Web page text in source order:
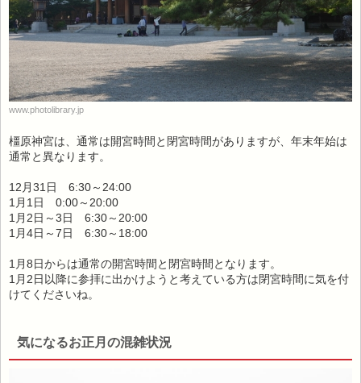
www.photolibrary.jp
橿原神宮は、通常は開宮時間と閉宮時間がありますが、年末年始は
通常と異なります。
12月31日 6:30～24:00
1月1日 0:00～20:00
1月2日～3日 6:30～20:00
1月4日～7日 6:30～18:00
1月8日からは通常の開宮時間と閉宮時間となります。
1月2日以降に参拝に出かけようと考えている方は閉宮時間に気を付
けてくださいね。
気になるお正月の混雑状況